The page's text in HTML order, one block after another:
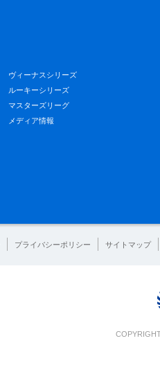
ヴィーナスシリーズ
ルーキーシリーズ
マスターズリーグ
メディア情報
プライバシーポリシー サイトマップ